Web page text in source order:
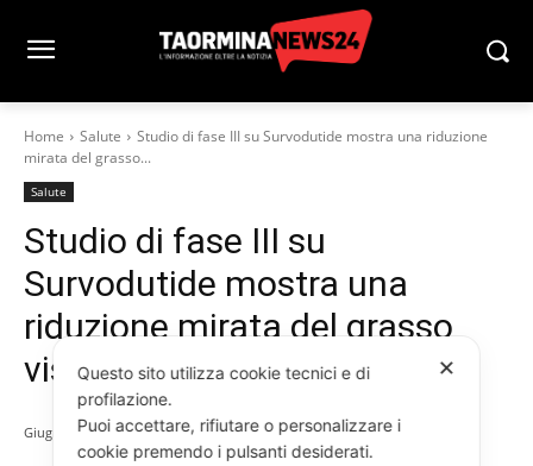
Home Salute
Studio di fase III su Survodutide mostra una riduzione
mirata del grasso...
Salute
Studio di fase III su
Survodutide mostra una
riduzione mirata del grasso
viscerale ed epatico
Giugno 9, 2026
✕
Questo sito utilizza cookie tecnici e di
profilazione.
Puoi accettare, rifiutare o personalizzare i
cookie premendo i pulsanti desiderati.